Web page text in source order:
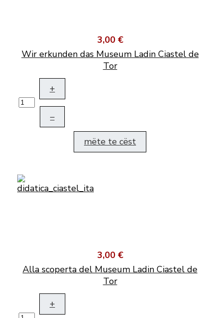
3,00 €
Wir erkunden das Museum Ladin Ciastel de
Tor
+
–
mëte te cëst
3,00 €
Alla scoperta del Museum Ladin Ciastel de
Tor
+